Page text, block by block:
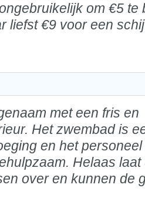
om €5 te
liefst €9 voor een
met een fris en
Het zwembad is
en het personeel
Helaas laat
over en kunnen de